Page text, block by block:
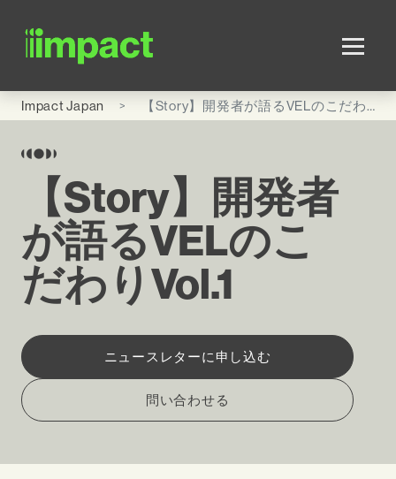
Impact Japan 【Story】開発者が語るVELのこだわりVol.1
【Story】開発者
が語るVELのこ
だわりVol.1
ニュースレターに申し込む
問い合わせる